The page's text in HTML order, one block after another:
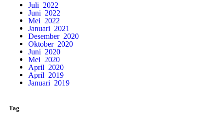
Juli 2022
Juni 2022
Mei 2022
Januari 2021
Desember 2020
Oktober 2020
Juni 2020
Mei 2020
April 2020
April 2019
Januari 2019
Tag